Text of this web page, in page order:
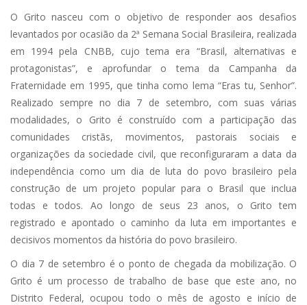
O Grito nasceu com o objetivo de responder aos desafios
levantados por ocasião da 2ª Semana Social Brasileira, realizada
em 1994 pela CNBB, cujo tema era “Brasil, alternativas e
protagonistas”, e aprofundar o tema da Campanha da
Fraternidade em 1995, que tinha como lema “Eras tu, Senhor”.
Realizado sempre no dia 7 de setembro, com suas várias
modalidades, o Grito é construído com a participação das
comunidades cristãs, movimentos, pastorais sociais e
organizações da sociedade civil, que reconfiguraram a data da
independência como um dia de luta do povo brasileiro pela
construção de um projeto popular para o Brasil que inclua
todas e todos. Ao longo de seus 23 anos, o Grito tem
registrado e apontado o caminho da luta em importantes e
decisivos momentos da história do povo brasileiro.
O dia 7 de setembro é o ponto de chegada da mobilização. O
Grito é um processo de trabalho de base que este ano, no
Distrito Federal, ocupou todo o mês de agosto e início de